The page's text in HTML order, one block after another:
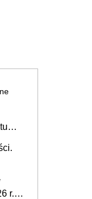
r.) –